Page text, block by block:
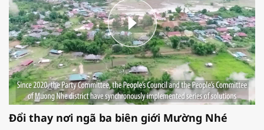
Đổi thay nơi ngã ba biên giới Mường Nhé